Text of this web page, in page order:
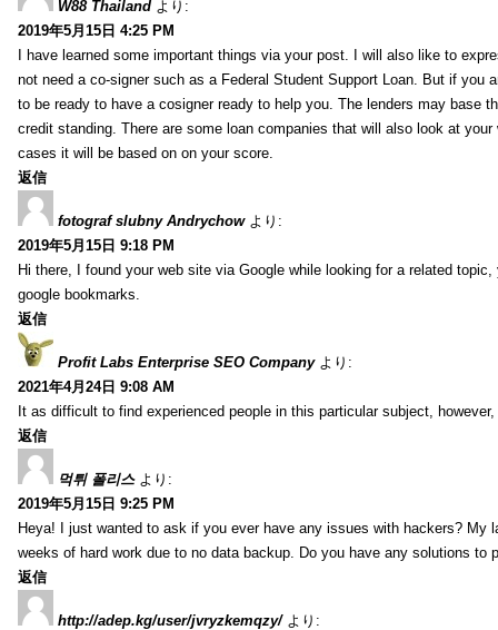
W88 Thailand より:
2019年5月15日 4:25 PM
I have learned some important things via your post. I will also like to
not need a co-signer such as a Federal Student Support Loan. But if you
to be ready to have a cosigner ready to help you. The lenders may base
credit standing. There are some loan companies that will also look at
cases it will be based on on your score.
返信
fotograf slubny Andrychow より:
2019年5月15日 9:18 PM
Hi there, I found your web site via Google while looking for a related
google bookmarks.
返信
Profit Labs Enterprise SEO Company より:
2021年4月24日 9:08 AM
It as difficult to find experienced people in this particular subject,
返信
먹튀 폴리스 より:
2019年5月15日 9:25 PM
Heya! I just wanted to ask if you ever have any issues with hackers? My
weeks of hard work due to no data backup. Do you have any solutions to
返信
http://adep.kg/user/jvryzkemqzy/ より: